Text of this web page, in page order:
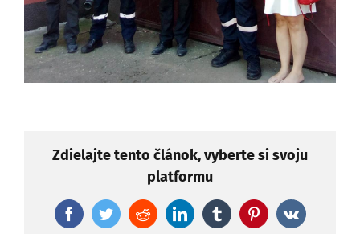
Zdielajte tento článok, vyberte si svoju
platformu
FacebookTwitterRedditLinkedInTumblr Pinterest
Vk